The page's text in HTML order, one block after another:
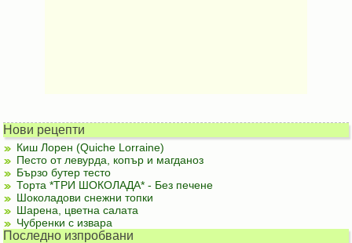
Нови рецепти
Киш Лорен (Quiche Lorraine)
Песто от левурда, копър и магданоз
Бързо бутер тесто
Торта *ТРИ ШОКОЛАДА* - Без печене
Шоколадови снежни топки
Шарена, цветна салата
Чубренки с извара
Последно изпробвани